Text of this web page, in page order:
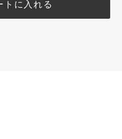
トに入れる